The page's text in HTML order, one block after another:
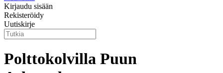
Kirjaudu sisään
Rekisteröidy
Uutiskirje
Polttokolvilla Puun